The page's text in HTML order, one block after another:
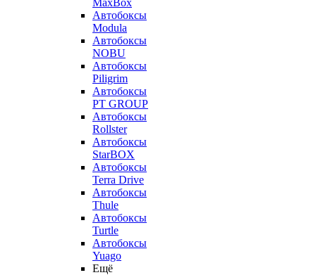
MaxBox
Автобоксы
Modula
Автобоксы
NOBU
Автобоксы
Piligrim
Автобоксы
PT GROUP
Автобоксы
Rollster
Автобоксы
StarBOX
Автобоксы
Terra Drive
Автобоксы
Thule
Автобоксы
Turtle
Автобоксы
Yuago
Ещё